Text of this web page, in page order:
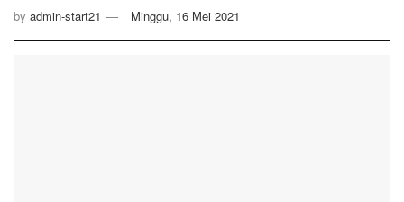
by admin-start21 Minggu, 16 Mei 2021